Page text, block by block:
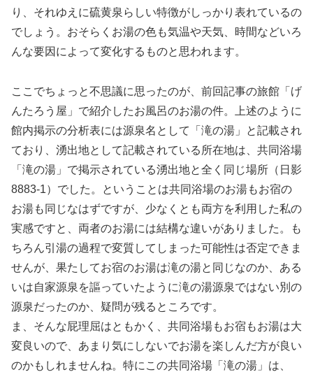
り、それゆえに硫黄泉らしい特徴がしっかり表れているの
でしょう。おそらくお湯の色も気温や天気、時間などいろ
んな要因によって変化するものと思われます。
ここでちょっと不思議に思ったのが、前回記事の旅館「げ
んたろう屋」で紹介したお風呂のお湯の件。上述のように
館内掲示の分析表には源泉名として「滝の湯」と記載され
ており、湧出地として記載されている所在地は、共同浴場
「滝の湯」で掲示されている湧出地と全く同じ場所（日影
8883-1）でした。ということは共同浴場のお湯もお宿の
お湯も同じなはずですが、少なくとも両方を利用した私の
実感ですと、両者のお湯には結構な違いがありました。も
ちろん引湯の過程で変質してしまった可能性は否定できま
せんが、果たしてお宿のお湯は滝の湯と同じなのか、ある
いは自家源泉を謳っていたように滝の湯源泉ではない別の
源泉だったのか、疑問が残るところです。
ま、そんな屁理屈はともかく、共同浴場もお宿もお湯は大
変良いので、あまり気にしないでお湯を楽しんだ方が良い
のかもしれませんね。特にこの共同浴場「滝の湯」は、